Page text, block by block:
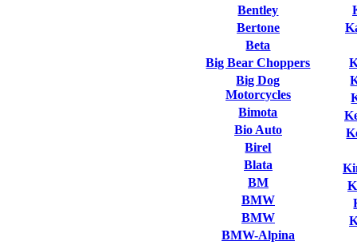
Bentley
Bertone
Beta
Big Bear Choppers
Big Dog
Motorcycles
Bimota
Bio Auto
Birel
Blata
BM
BMW
BMW
BMW-Alpina